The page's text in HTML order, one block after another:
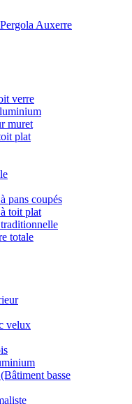
verre
muret
plat
pans coupés
toit plat
totale
velux
basse